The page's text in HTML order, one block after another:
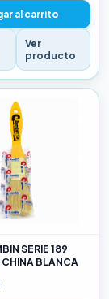
al carrito
Ver
producto
SERIE 189
CHINA BLANCA